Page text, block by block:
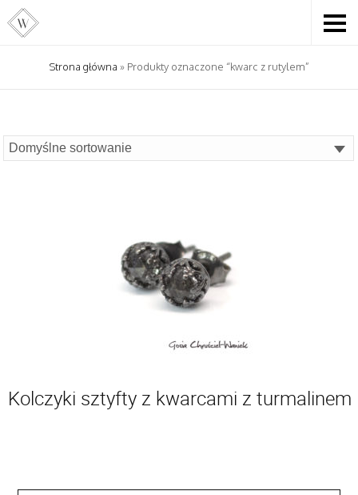
Strona główna » Produkty oznaczone “kwarc z rutylem”
Kolczyki sztyfty z kwarcami z turmalinem